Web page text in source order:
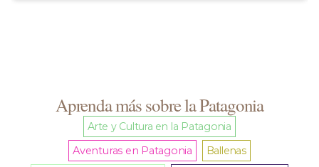
Aprenda más sobre la Patagonia
Arte y Cultura en la Patagonia
Aventuras en Patagonia
Ballenas